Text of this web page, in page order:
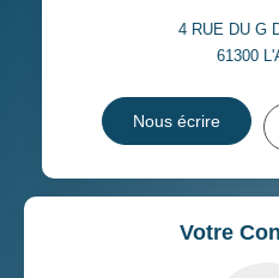
4 RUE DU G
61300
Nous écrire
Votre